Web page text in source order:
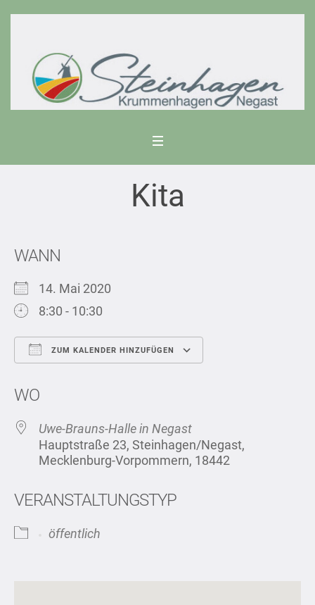
Kita
WANN
14. Mai 2020
8:30 - 10:30
ZUM KALENDER HINZUFÜGEN
WO
Uwe-Brauns-Halle in Negast
Hauptstraße 23, Steinhagen/Negast,
Mecklenburg-Vorpommern, 18442
VERANSTALTUNGSTYP
öffentlich